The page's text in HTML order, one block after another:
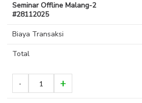
Seminar Offline Malang-2
#28112025
Biaya Transaksi
Total